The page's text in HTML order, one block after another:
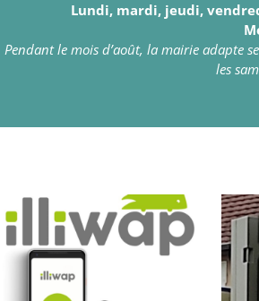
Lundi, mardi, jeudi,
Pendant le mois d’août, la mairie adapte
les